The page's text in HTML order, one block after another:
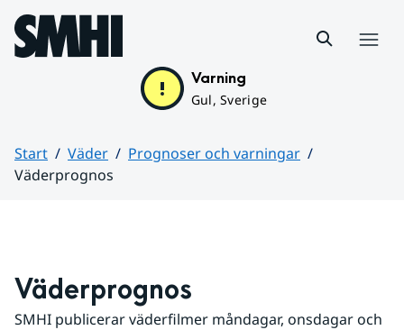
Hoppa till sidans innehåll
Varning
Gul, Sverige
Start Väder
Prognoser och varningar
Väderprognos
Väderprognos
SMHI publicerar väderfilmer måndagar, onsdagar och